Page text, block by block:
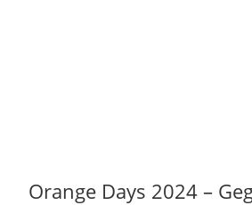
Orange Days 2024 –